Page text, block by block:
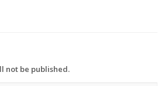
not be published.